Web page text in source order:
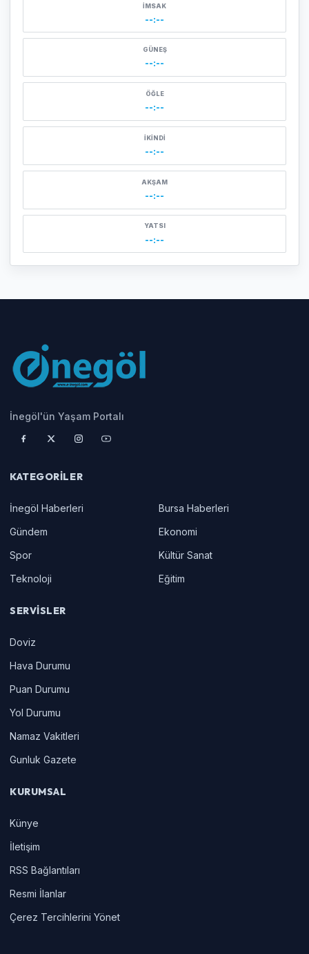
İMSAK
--:--
GÜNEŞ
--:--
ÖĞLE
--:--
İKINDI
--:--
AKŞAM
--:--
YATSI
--:--
İnegöl'ün Yaşam Portalı
KATEGORILER
İnegöl Haberleri
Bursa Haberleri
Gündem
Ekonomi
Spor
Kültür Sanat
Teknoloji
Eğitim
SERVISLER
Doviz
Hava Durumu
Puan Durumu
Yol Durumu
Namaz Vakitleri
Gunluk Gazete
KURUMSAL
Künye
İletişim
RSS Bağlantıları
Resmi İlanlar
Çerez Tercihlerini Yönet